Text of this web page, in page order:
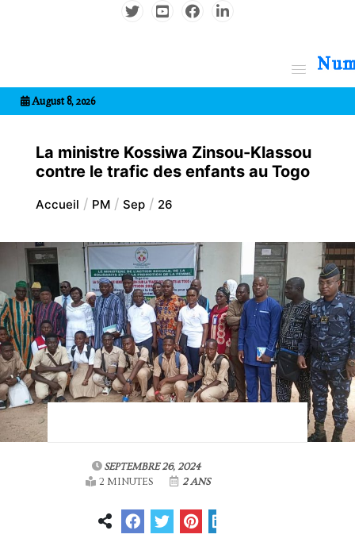
August 8, 2026
La ministre Kossiwa Zinsou-Klassou
contre le trafic des enfants au Togo
Accueil PM Sep 26
SEPTEMBRE 26, 2024
2 MINUTES
2 ANS